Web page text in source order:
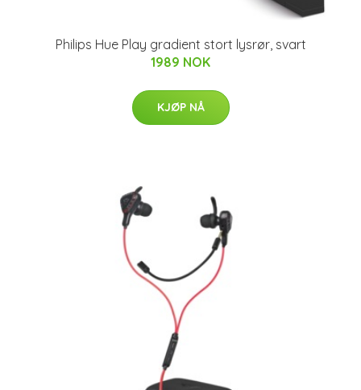
Philips Hue Play gradient stort lysrør, svart
1989 NOK
KJØP NÅ